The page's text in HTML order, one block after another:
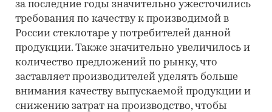
за последние годы значительно ужесточились
требования по качеству к производимой в
России стеклотаре у потребителей данной
продукции. Также значительно увеличилось и
количество предложений по рынку, что
заставляет производителей уделять больше
внимания качеству выпускаемой продукции и
снижению затрат на производство, чтобы